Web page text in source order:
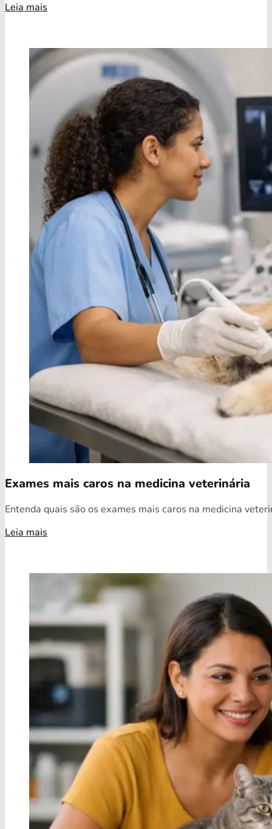
Leia mais
Exames mais caros na medicina veterinária
Entenda quais são os exames mais caros na medicina
Leia mais